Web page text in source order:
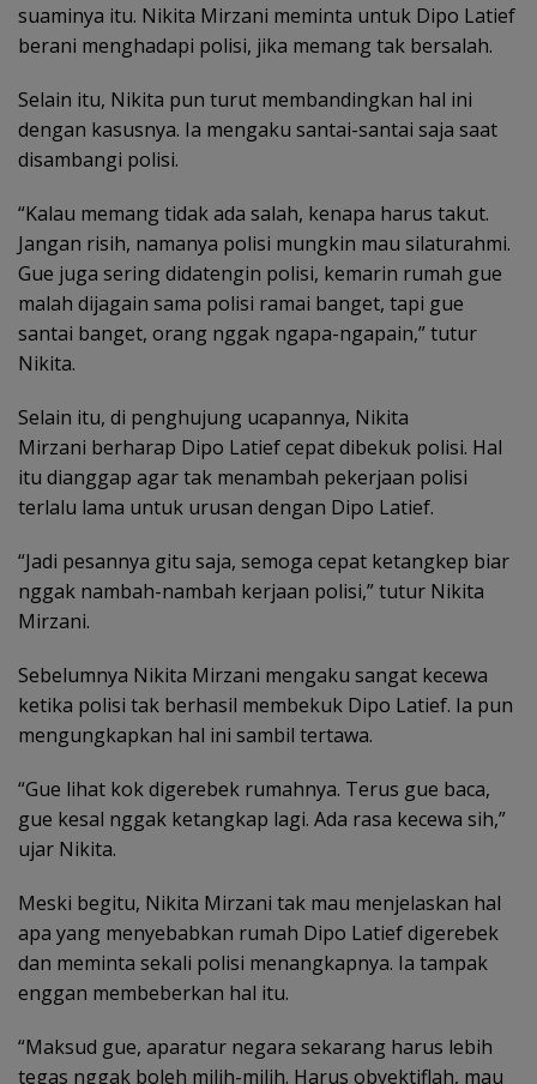
suaminya itu. Nikita Mirzani meminta untuk Dipo Latief
berani menghadapi polisi, jika memang tak bersalah.
Selain itu, Nikita pun turut membandingkan hal ini
dengan kasusnya. Ia mengaku santai-santai saja saat
disambangi polisi.
“Kalau memang tidak ada salah, kenapa harus takut.
Jangan risih, namanya polisi mungkin mau silaturahmi.
Gue juga sering didatengin polisi, kemarin rumah gue
malah dijagain sama polisi ramai banget, tapi gue
santai banget, orang nggak ngapa-ngapain,” tutur
Nikita.
Selain itu, di penghujung ucapannya, Nikita
Mirzani berharap Dipo Latief cepat dibekuk polisi. Hal
itu dianggap agar tak menambah pekerjaan polisi
terlalu lama untuk urusan dengan Dipo Latief.
“Jadi pesannya gitu saja, semoga cepat ketangkep biar
nggak nambah-nambah kerjaan polisi,” tutur Nikita
Mirzani.
Sebelumnya Nikita Mirzani mengaku sangat kecewa
ketika polisi tak berhasil membekuk Dipo Latief. Ia pun
mengungkapkan hal ini sambil tertawa.
“Gue lihat kok digerebek rumahnya. Terus gue baca,
gue kesal nggak ketangkap lagi. Ada rasa kecewa sih,”
ujar Nikita.
Meski begitu, Nikita Mirzani tak mau menjelaskan hal
apa yang menyebabkan rumah Dipo Latief digerebek
dan meminta sekali polisi menangkapnya. Ia tampak
enggan membeberkan hal itu.
“Maksud gue, aparatur negara sekarang harus lebih
tegas nggak boleh milih-milih. Harus obyektiflah, mau